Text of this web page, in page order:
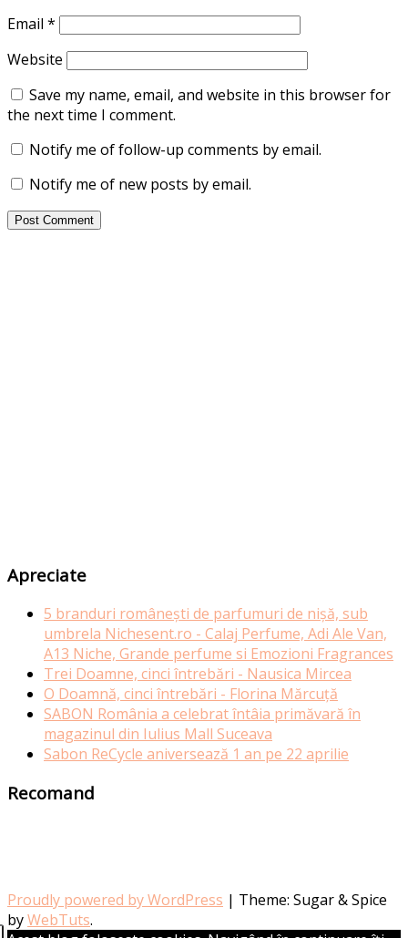
Email *
Website
Save my name, email, and website in this browser for
the next time I comment.
Notify me of follow-up comments by email.
Notify me of new posts by email.
Apreciate
5 branduri românești de parfumuri de nișă, sub
umbrela Nichesent.ro - Calaj Perfume, Adi Ale Van,
A13 Niche, Grande perfume si Emozioni Fragrances
Trei Doamne, cinci întrebări - Nausica Mircea
O Doamnă, cinci întrebări - Florina Mărcuță
SABON România a celebrat întâia primăvară în
magazinul din Iulius Mall Suceava
Sabon ReCycle aniversează 1 an pe 22 aprilie
Recomand
Proudly powered by WordPress | Theme: Sugar & Spice
byWebTuts.